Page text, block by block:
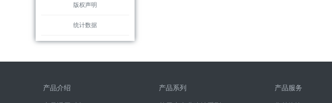
版权声明
统计数据
产品介绍 产品系列 产品服务